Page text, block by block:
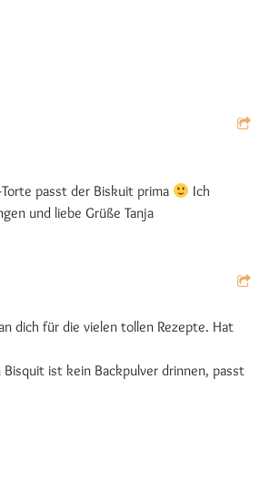
passt der Biskuit prima
Ich
und liebe Grüße Tanja
dich für die vielen tollen Rezepte. Hat
Bisquit ist kein Backpulver drinnen, passt